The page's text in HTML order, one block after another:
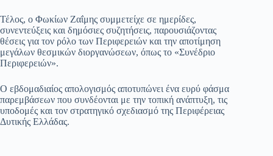
Τέλος, ο Φωκίων Ζαΐμης συμμετείχε σε ημερίδες,
συνεντεύξεις και δημόσιες συζητήσεις, παρουσιάζοντας
θέσεις για τον ρόλο των Περιφερειών και την αποτίμηση
μεγάλων θεσμικών διοργανώσεων, όπως το «Συνέδριο
Περιφερειών».
Ο εβδομαδιαίος απολογισμός αποτυπώνει ένα ευρύ φάσμα
παρεμβάσεων που συνδέονται με την τοπική ανάπτυξη, τις
υποδομές και τον στρατηγικό σχεδιασμό της Περιφέρειας
Δυτικής Ελλάδας.